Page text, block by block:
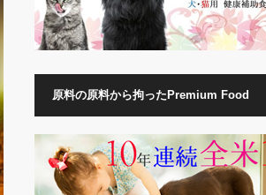
原料の原料から拘ったPremium Food